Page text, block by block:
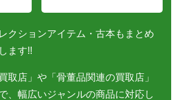
クションアイテム・古本もまとめ
ます!!
取店」や「骨董品関連の買取店」
、幅広いジャンルの商品に対応し